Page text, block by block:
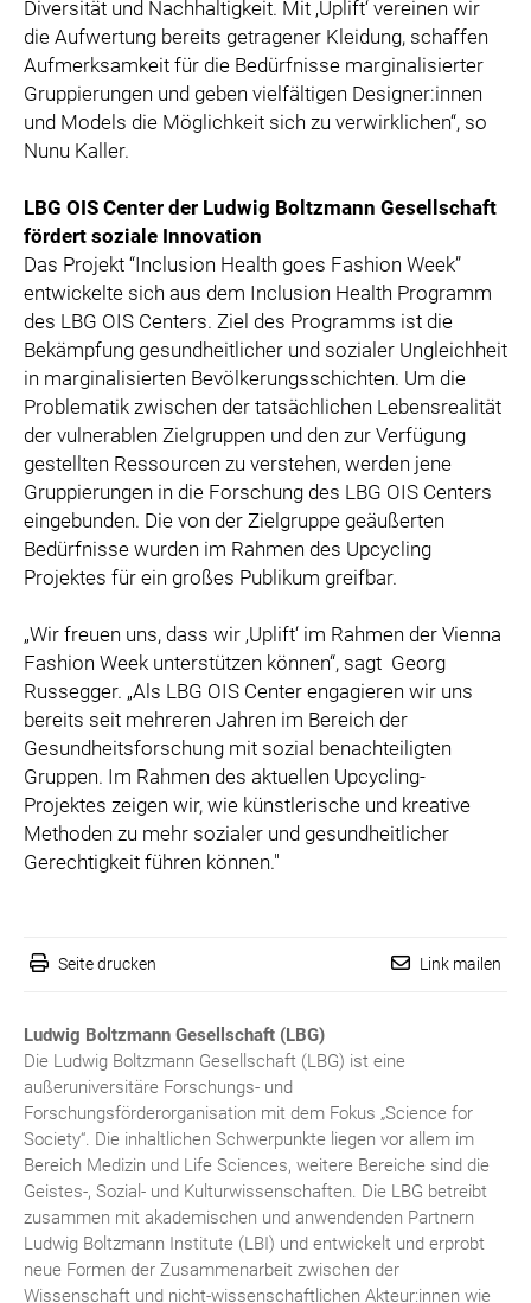
Diversität und Nachhaltigkeit. Mit ‚Uplift‘ vereinen wir
die Aufwertung bereits getragener Kleidung, schaffen
Aufmerksamkeit für die Bedürfnisse marginalisierter
Gruppierungen und geben vielfältigen Designer:innen
und Models die Möglichkeit sich zu verwirklichen“, so
Nunu Kaller.
LBG OIS Center der Ludwig Boltzmann Gesellschaft
fördert soziale Innovation
Das Projekt “Inclusion Health goes Fashion Week”
entwickelte sich aus dem Inclusion Health Programm
des LBG OIS Centers. Ziel des Programms ist die
Bekämpfung gesundheitlicher und sozialer Ungleichheit
in marginalisierten Bevölkerungsschichten. Um die
Problematik zwischen der tatsächlichen Lebensrealität
der vulnerablen Zielgruppen und den zur Verfügung
gestellten Ressourcen zu verstehen, werden jene
Gruppierungen in die Forschung des LBG OIS Centers
eingebunden. Die von der Zielgruppe geäußerten
Bedürfnisse wurden im Rahmen des Upcycling
Projektes für ein großes Publikum greifbar.
„Wir freuen uns, dass wir ‚Uplift‘ im Rahmen der Vienna
Fashion Week unterstützen können“, sagt Georg
Russegger. „Als LBG OIS Center engagieren wir uns
bereits seit mehreren Jahren im Bereich der
Gesundheitsforschung mit sozial benachteiligten
Gruppen. Im Rahmen des aktuellen Upcycling-
Projektes zeigen wir, wie künstlerische und kreative
Methoden zu mehr sozialer und gesundheitlicher
Gerechtigkeit führen können."
Seite drucken Link mailen
Ludwig Boltzmann Gesellschaft (LBG)
Die Ludwig Boltzmann Gesellschaft (LBG) ist eine
außeruniversitäre Forschungs- und
Forschungsförderorganisation mit dem Fokus „Science for
Society“. Die inhaltlichen Schwerpunkte liegen vor allem im
Bereich Medizin und Life Sciences, weitere Bereiche sind die
Geistes-, Sozial- und Kulturwissenschaften. Die LBG betreibt
zusammen mit akademischen und anwendenden Partnern
Ludwig Boltzmann Institute (LBI) und entwickelt und erprobt
neue Formen der Zusammenarbeit zwischen der
Wissenschaft und nicht-wissenschaftlichen Akteur:innen wie